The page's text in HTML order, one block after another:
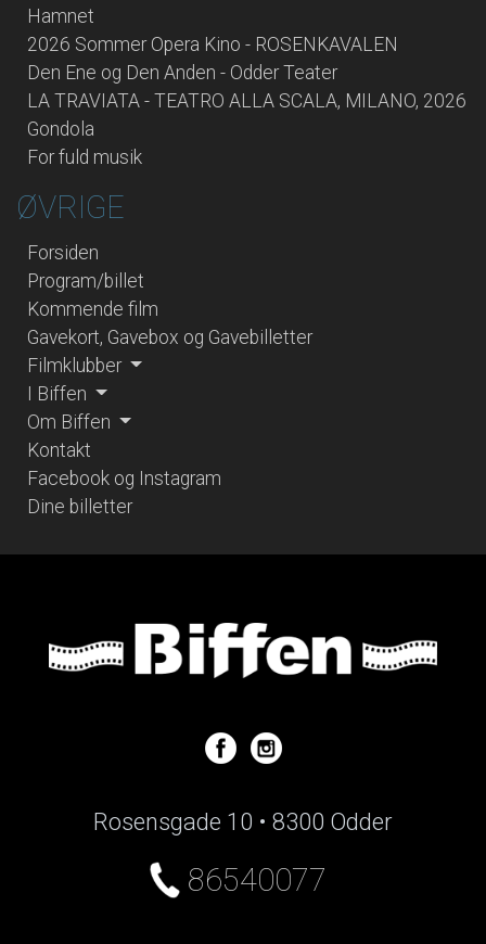
Hamnet
2026 Sommer Opera Kino - ROSENKAVALEN
Den Ene og Den Anden - Odder Teater
LA TRAVIATA - TEATRO ALLA SCALA, MILANO, 2026
Gondola
For fuld musik
ØVRIGE
Forsiden
Program/billet
Kommende film
Gavekort, Gavebox og Gavebilletter
Filmklubber
I Biffen
Om Biffen
Kontakt
Facebook og Instagram
Dine billetter
Rosensgade 10 • 8300 Odder
86540077